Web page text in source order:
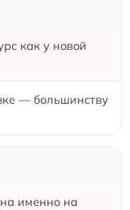
как у новой
— большинству
именно на